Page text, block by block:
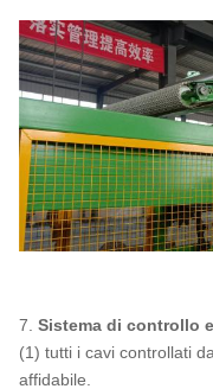
7. Sistema di controllo
(1) tutti i cavi controllati
affidabile.